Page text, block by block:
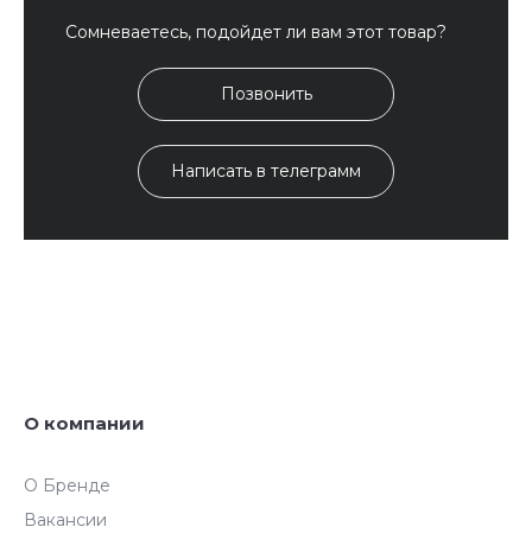
Сомневаетесь, подойдет ли вам этот товар?
Позвонить
Написать в телеграмм
О компании
О Бренде
Вакансии